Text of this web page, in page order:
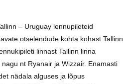
– Uruguay lennupileteid
otselendude kohta kohast Tallinn
linnast Tallinn linna
nt Ryanair ja Wizzair. Enamasti
nädala alguses ja lõpus